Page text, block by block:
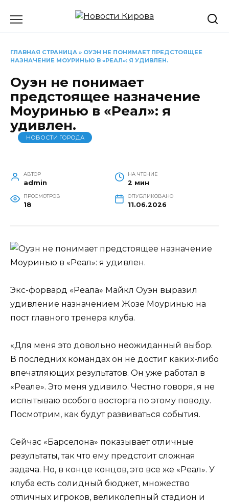
ГЛАВНАЯ СТРАНИЦА » ОУЭН НЕ ПОНИМАЕТ ПРЕДСТОЯЩЕЕ
НАЗНАЧЕНИЕ МОУРИНЬЮ В «РЕАЛ»: Я УДИВЛЕН.
Оуэн не понимает
предстоящее назначение
Моуринью в «Реал»: я
удивлен.
НОВОСТИ ГОРОДА
АВТОР
admin
НА ЧТЕНИЕ
2 мин
ПРОСМОТРОВ
18
ОПУБЛИКОВАНО
11.06.2026
Экс-форвард «Реала» Майкл Оуэн выразил
удивление назначением Жозе Моуринью на
пост главного тренера клуба.
«Для меня это довольно неожиданный выбор.
В последних командах он не достиг каких-либо
впечатляющих результатов. Он уже работал в
«Реале». Это меня удивило. Честно говоря, я не
испытываю особого восторга по этому поводу.
Посмотрим, как будут развиваться события.
Сейчас «Барселона» показывает отличные
результаты, так что ему предстоит сложная
задача. Но, в конце концов, это все же «Реал». У
клуба есть солидный бюджет, множество
отличных игроков, великолепный стадион и